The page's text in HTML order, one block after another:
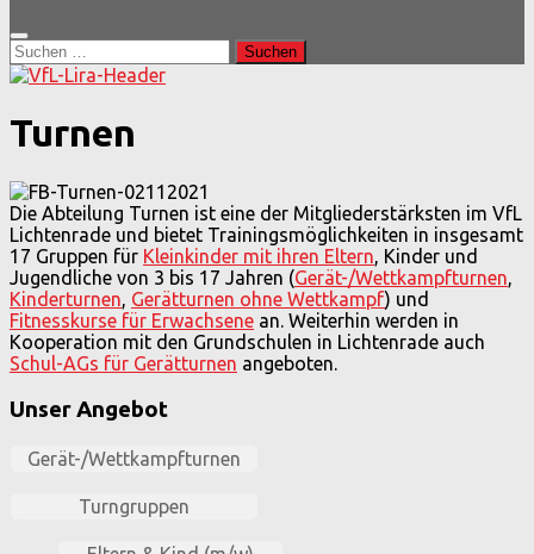
Suchen
nach:
Turnen
Die Abteilung Turnen ist eine der Mitgliederstärksten im VfL
Lichtenrade und bietet Trainingsmöglichkeiten in insgesamt
17 Gruppen für Kleinkinder mit ihren Eltern, Kinder und
Jugendliche von 3 bis 17 Jahren (Gerät-/Wettkampfturnen,
Kinderturnen, Gerätturnen ohne Wettkampf) und
Fitnesskurse für Erwachsene an. Weiterhin werden in
Kooperation mit den Grundschulen in Lichtenrade auch
Schul-AGs für Gerätturnen angeboten.
Unser Angebot
Gerät-/Wettkampfturnen
Turngruppen